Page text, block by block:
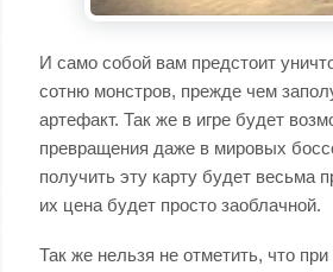
И само собой вам предстоит
сотню монстров, прежде чем
артефакт. Так же в игре будет
превращения даже в мировых
получить эту карту будет весьма
их цена будет просто заоблачной.
Так же нельзя не отметить, что